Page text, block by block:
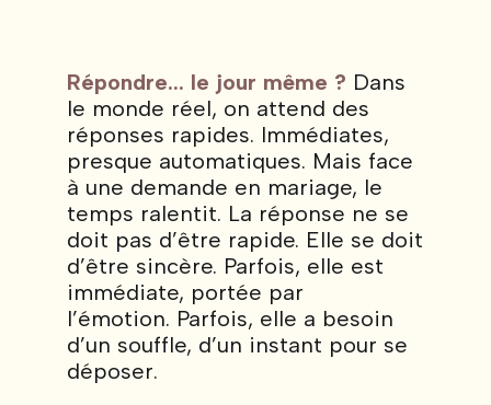
Répondre... le jour même ? Dans
le monde réel, on attend des
réponses rapides. Immédiates,
presque automatiques. Mais face
à une demande en mariage, le
temps ralentit. La réponse ne se
doit pas d’être rapide. Elle se doit
d’être sincère. Parfois, elle est
immédiate, portée par
l’émotion. Parfois, elle a besoin
d’un souffle, d’un instant pour se
déposer.